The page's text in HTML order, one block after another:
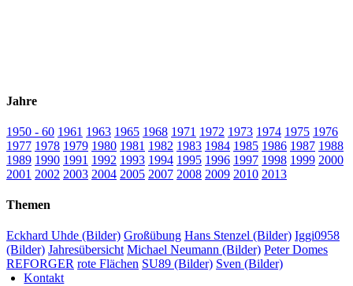
Jahre
1950 - 60 1961 1963 1965 1968 1971 1972 1973 1974 1975 1976
1977 1978 1979 1980 1981 1982 1983 1984 1985 1986 1987 1988
1989 1990 1991 1992 1993 1994 1995 1996 1997 1998 1999 2000
2001 2002 2003 2004 2005 2007 2008 2009 2010 2013
Themen
Eckhard Uhde (Bilder) Großübung Hans Stenzel (Bilder) Iggi0958
(Bilder) Jahresübersicht Michael Neumann (Bilder) Peter Domes
REFORGER rote Flächen SU89 (Bilder) Sven (Bilder)
Kontakt